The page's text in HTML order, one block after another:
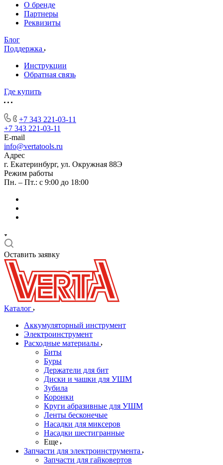
О бренде
Партнеры
Реквизиты
Блог
Поддержка
Инструкции
Обратная связь
Где купить
+7 343 221-03-11
+7 343 221-03-11
E-mail
info@vertatools.ru
Адрес
г. Екатеринбург, ул. Окружная 88Э
Режим работы
Пн. – Пт.: с 9:00 до 18:00
Оставить заявку
Каталог
Аккумуляторный инструмент
Электроинструмент
Расходные материалы
Биты
Буры
Держатели для бит
Диски и чашки для УШМ
Зубила
Коронки
Круги абразивные для УШМ
Ленты бесконечые
Насадки для миксеров
Насадки шестигранные
Еще
Запчасти для электроинструмента
Запчасти для гайковертов